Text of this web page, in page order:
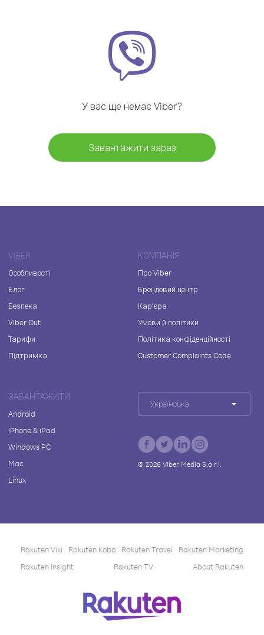
У вас ще немає Viber?
Завантажити зараз
VIBER
Особливості
Блог
Безпека
Viber Out
Тарифи
Підтримка
КОМПАНІЯ
Про Viber
Брендовий центр
Кар'єра
Умови й політики
Політика конфіденційності
Customer Complaints Code
ЗАВАНТАЖИТИ
Android
iPhone & iPad
Windows PC
Mac
Linux
Українська
© 2026Viber Media S.à r.l.
Rakuten Viki Rakuten Kobo Rakuten Travel
Rakuten Marketing
Rakuten Insight
Rakuten TV About Rakuten